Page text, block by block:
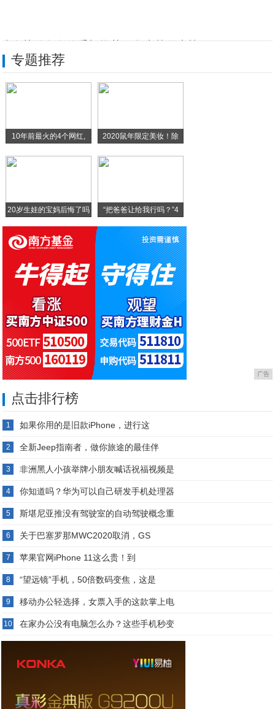
如果你用的是旧款iPhone，进行这四项
人际交往，只要拥有这些“本事”，你的人缘
专题推荐
10年前最火的4个网红, 2020鼠年限定美妆！除
20岁生娃的宝妈后悔了吗 “把爸爸让给我行吗？”4
广告
点击排行榜
1 如果你用的是旧款iPhone，进行这
2 全新Jeep指南者，做你旅途的最佳伴
3 非洲黑人小孩举牌小朋友喊话祝福视频是
4 你知道吗？华为可以自己研发手机处理器
5 斯堪尼亚推没有驾驶室的自动驾驶概念重
6 关于巴塞罗那MWC2020取消，GS
7 苹果官网iPhone 11这么贵！到
8 “望远镜”手机，50倍数码变焦，这是
9 移动办公轻选择，女票入手的这款掌上电
10 在家办公没有电脑怎么办？这些手机秒变